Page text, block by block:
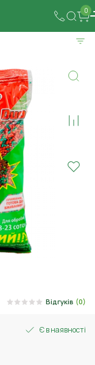
0
Відгуків (0)
Є в наявності